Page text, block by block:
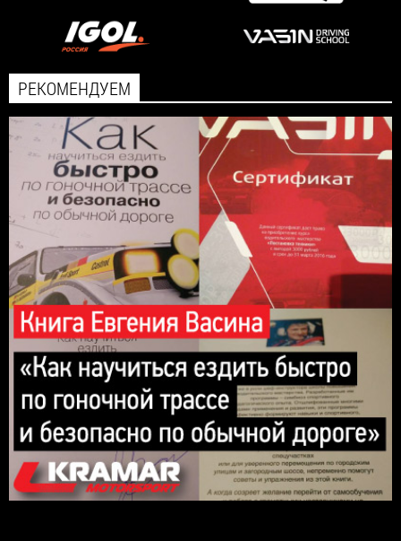
РЕКОМЕНДУЕМ